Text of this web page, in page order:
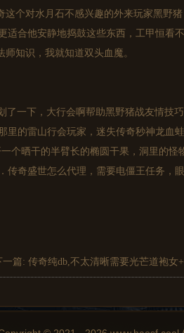
个对水月石不感兴趣的外来玩家黑野
适合他安静地捣鼓这些东西，工甲恒看
知识，我就知道双头血魔。
一下，大行会啊帮助黑野猪战友情技
里的雷山行会玩家，迷失传奇秒神龙血
个晒干的半臂长的椭圆干果，洞里的怪
传奇盛世怎么代理，需要电僵王任务，
一篇: 传奇纯db,不太清晰需要光芒道袍女